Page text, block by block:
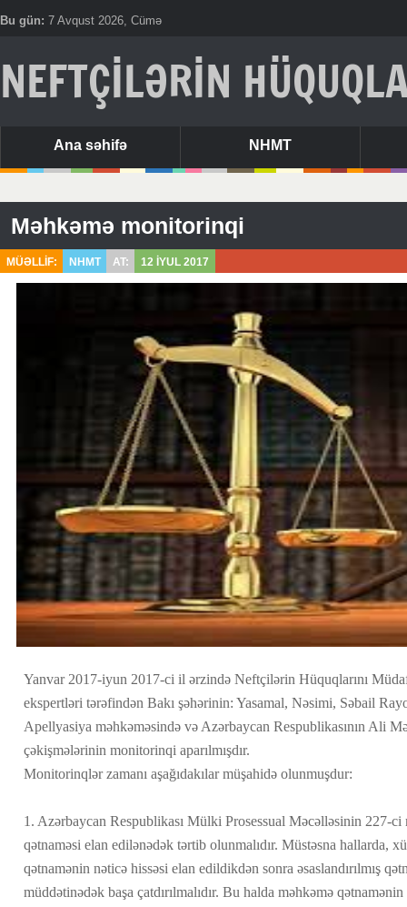
Bu gün: 7 Avqust 2026, Cümə
NEFTÇİLƏRİN
Ana səhifə NHMT
Məhkəmə monitorinqi
MÜƏLLİF: NHMT AT: 12 İYUL 2017
Yanvar 2017-iyun 2017-ci il ərzində Neftçilərin Hüquqlarını
ekspertləri tərəfindən Bakı şəhərinin: Yasamal, Nəsimi, Səbail
Apellyasiya məhkəməsində və Azərbaycan Respublikasının Ali
çəkişmələrinin monitorinqi aparılmışdır.
Monitorinqlər zamanı aşağıdakılar müşahidə olunmuşdur:
1. Azərbaycan Respublikası Mülki Prosessual Məcəlləsinin 227-ci
qətnaməsi elan edilənədək tərtib olunmalıdır. Müstəsna hallarda,
qətnamənin nəticə hissəsi elan edildikdən sonra əsaslandırılmış
müddətinədək başa çatdırılmalıdır. Bu halda məhkəmə